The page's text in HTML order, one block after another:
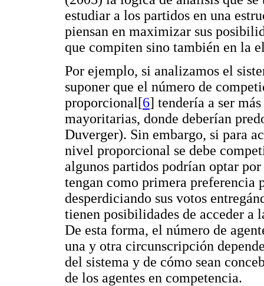
estudiar a los partidos en una
piensan en maximizar sus
que compiten sino también en la
Por ejemplo, si analizamos el
suponer que el número de
proporcional[6] tendería a ser
mayoritarias, donde deberían
Duverger). Sin embargo, si para
nivel proporcional se debe
algunos partidos podrían optar
tengan como primera preferencia
desperdiciando sus votos
tienen posibilidades de acceder a
De esta forma, el número de
una y otra circunscripción
del sistema y de cómo sean
de los agentes en competencia.